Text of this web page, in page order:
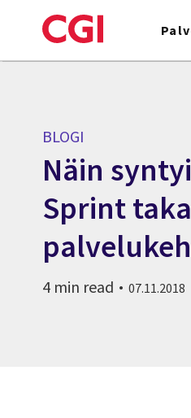
to
BLOGI
Näin
Sprint
4 min read 07.11.2018